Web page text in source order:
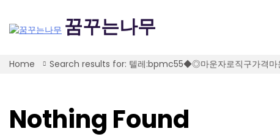
content
꿈꾸는나무
Home Search results for: 텔레:bpmc55◆◎마운자로직구가격마
Nothing Found